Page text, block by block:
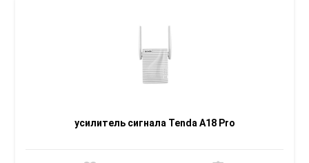
усилитель сигнала Tenda A18 Pro